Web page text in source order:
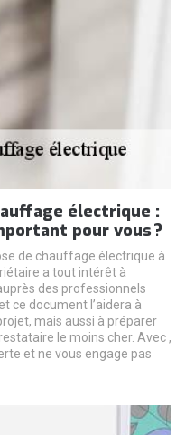
électrique :
pour vous ?
de chauffage électrique à
a tout intérêt à
des professionnels
ce document l’aidera à
mais aussi à préparer
le moins cher. Avec ,
et ne vous engage pas